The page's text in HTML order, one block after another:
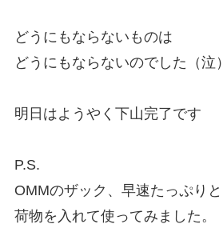
どうにもならないものは
どうにもならないのでした（泣）
明日はようやく下山完了です
P.S.
OMMのザック、早速たっぷりと
荷物を入れて使ってみました。